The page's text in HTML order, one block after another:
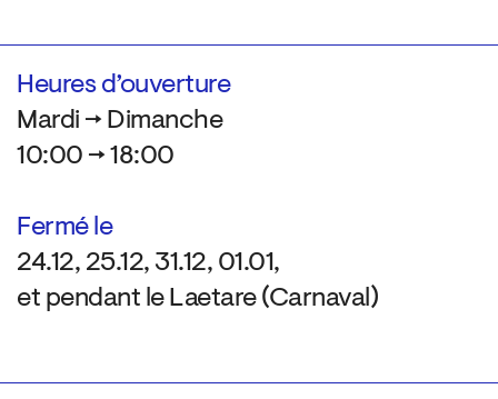
Heures d’ouverture
Mardi → Dimanche
10:00 → 18:00
Fermé le
24.12, 25.12, 31.12, 01.01,
et pendant le Laetare (Carnaval)